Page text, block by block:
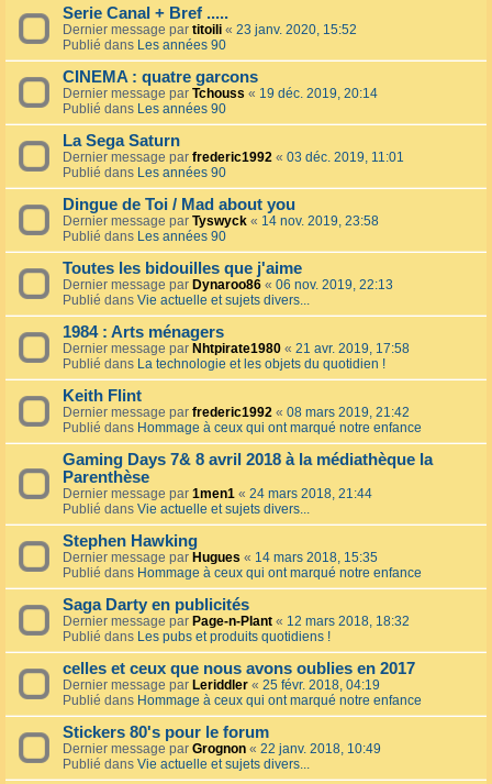
Serie Canal + Bref .....
Dernier message par titoili « 23 janv. 2020, 15:52
Publié dans Les années 90
CINEMA : quatre garcons
Dernier message par Tchouss « 19 déc. 2019, 20:14
Publié dans Les années 90
La Sega Saturn
Dernier message par frederic1992 « 03 déc. 2019, 11:01
Publié dans Les années 90
Dingue de Toi / Mad about you
Dernier message par Tyswyck « 14 nov. 2019, 23:58
Publié dans Les années 90
Toutes les bidouilles que j'aime
Dernier message par Dynaroo86 « 06 nov. 2019, 22:13
Publié dans Vie actuelle et sujets divers...
1984 : Arts ménagers
Dernier message par Nhtpirate1980 « 21 avr. 2019, 17:58
Publié dans La technologie et les objets du quotidien !
Keith Flint
Dernier message par frederic1992 « 08 mars 2019, 21:42
Publié dans Hommage à ceux qui ont marqué notre enfance
Gaming Days 7& 8 avril 2018 à la médiathèque la
Parenthèse
Dernier message par 1men1 « 24 mars 2018, 21:44
Publié dans Vie actuelle et sujets divers...
Stephen Hawking
Dernier message par Hugues « 14 mars 2018, 15:35
Publié dans Hommage à ceux qui ont marqué notre enfance
Saga Darty en publicités
Dernier message par Page-n-Plant « 12 mars 2018, 18:32
Publié dans Les pubs et produits quotidiens !
celles et ceux que nous avons oublies en 2017
Dernier message par Leriddler « 25 févr. 2018, 04:19
Publié dans Hommage à ceux qui ont marqué notre enfance
Stickers 80's pour le forum
Dernier message par Grognon « 22 janv. 2018, 10:49
Publié dans Vie actuelle et sujets divers...